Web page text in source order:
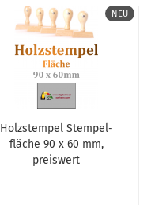
NEU
Holz­stem­pel Stem­pel­
flä­che 90 x 60 mm,
preis­wert